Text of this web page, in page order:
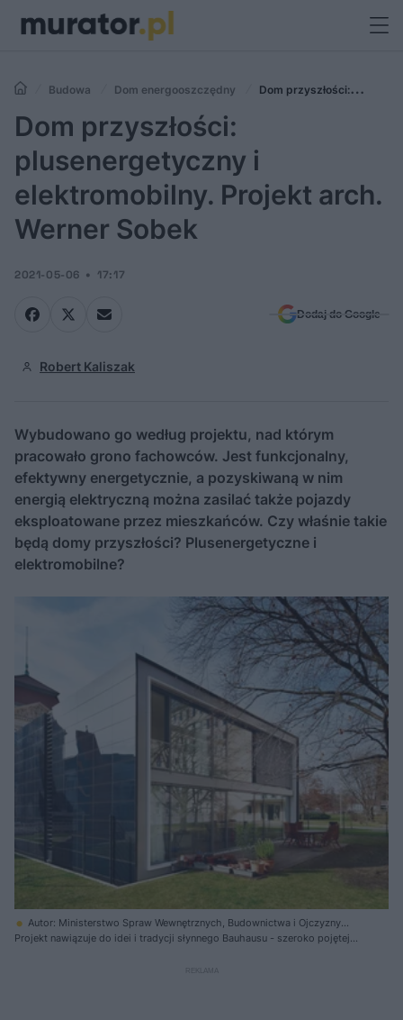
Budowa Dom energooszczędny
Dom przyszłości:
plusenergetyczny i elektromobilny. Projekt arch. Werner Sobek
Dom przyszłości:
plusenergetyczny i
elektromobilny. Projekt arch.
Werner Sobek
2021-05-06 17:17
Dodaj do Google
Robert Kaliszak
Wybudowano go według projektu, nad którym
pracowało grono fachowców. Jest funkcjonalny,
efektywny energetycznie, a pozyskiwaną w nim
energią elektryczną można zasilać także pojazdy
eksploatowane przez mieszkańców. Czy właśnie takie
będą domy przyszłości? Plusenergetyczne i
elektromobilne?
Autor: Ministerstwo Spraw Wewnętrznych, Budownictwa i Ojczyzny
Republiki Federalnej Niemiec/ Materiały prasowe
Projekt nawiązuje do idei i tradycji słynnego Bauhausu - szeroko pojętej